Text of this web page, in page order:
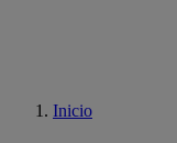
Inicio